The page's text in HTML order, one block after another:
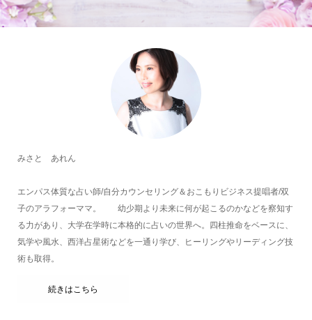
みさと あれん
エンパス体質な占い師/自分カウンセリング＆おこもりビジネス提唱者/双
子のアラフォーママ。 幼少期より未来に何が起こるのかなどを察知す
る力があり、大学在学時に本格的に占いの世界へ。四柱推命をベースに、
気学や風水、西洋占星術などを一通り学び、ヒーリングやリーディング技
術も取得。
続きはこちら